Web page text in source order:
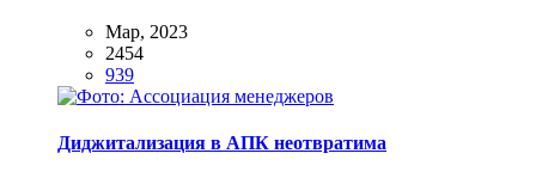
Мар, 2023
2454
939
Диджитализация в АПК неотвратима